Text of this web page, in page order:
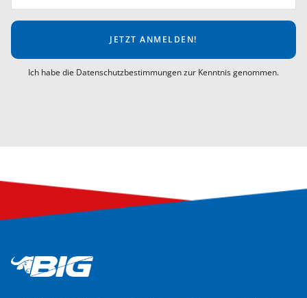
JETZT ANMELDEN!
Ich habe die Datenschutzbestimmungen zur Kenntnis genommen.